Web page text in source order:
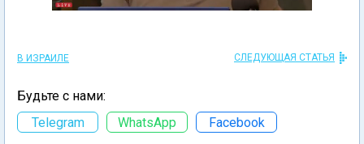
В ИЗРАИЛЕ СЛЕДУЮЩАЯ СТАТЬЯ
Будьте с нами:
Telegram
WhatsApp Facebook